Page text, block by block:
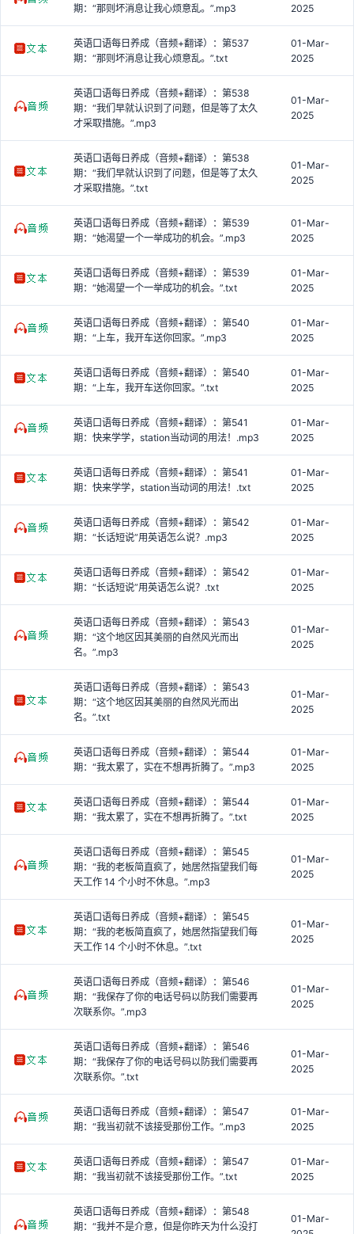
期：“那则坏消息让我心烦意乱。”.mp3
2025
英语口语每日养成（音频+翻译）：第537
期：“那则坏消息让我心烦意乱。”.txt
01-Mar-
2025
英语口语每日养成（音频+翻译）：第538
期：“我们早就认识到了问题，但是等了太久
才采取措施。”.mp3
01-Mar-
2025
英语口语每日养成（音频+翻译）：第538
期：“我们早就认识到了问题，但是等了太久
才采取措施。”.txt
01-Mar-
2025
英语口语每日养成（音频+翻译）：第539
期：“她渴望一个一举成功的机会。”.mp3
01-Mar-
2025
英语口语每日养成（音频+翻译）：第539
期：“她渴望一个一举成功的机会。”.txt
01-Mar-
2025
英语口语每日养成（音频+翻译）：第540
期：“上车，我开车送你回家。”.mp3
01-Mar-
2025
英语口语每日养成（音频+翻译）：第540
期：“上车，我开车送你回家。”.txt
01-Mar-
2025
英语口语每日养成（音频+翻译）：第541
期：快来学学，station当动词的用法！.mp3
01-Mar-
2025
英语口语每日养成（音频+翻译）：第541
期：快来学学，station当动词的用法！.txt
01-Mar-
2025
英语口语每日养成（音频+翻译）：第542
期：“长话短说”用英语怎么说？.mp3
01-Mar-
2025
英语口语每日养成（音频+翻译）：第542
期：“长话短说”用英语怎么说？.txt
01-Mar-
2025
英语口语每日养成（音频+翻译）：第543
期：“这个地区因其美丽的自然风光而出
名。”.mp3
01-Mar-
2025
英语口语每日养成（音频+翻译）：第543
期：“这个地区因其美丽的自然风光而出
名。”.txt
01-Mar-
2025
英语口语每日养成（音频+翻译）：第544
期：“我太累了，实在不想再折腾了。”.mp3
01-Mar-
2025
英语口语每日养成（音频+翻译）：第544
期：“我太累了，实在不想再折腾了。”.txt
01-Mar-
2025
英语口语每日养成（音频+翻译）：第545
期：“我的老板简直疯了，她居然指望我们每
天工作 14 个小时不休息。”.mp3
01-Mar-
2025
英语口语每日养成（音频+翻译）：第545
期：“我的老板简直疯了，她居然指望我们每
天工作 14 个小时不休息。”.txt
01-Mar-
2025
英语口语每日养成（音频+翻译）：第546
期：“我保存了你的电话号码以防我们需要再
次联系你。”.mp3
01-Mar-
2025
英语口语每日养成（音频+翻译）：第546
期：“我保存了你的电话号码以防我们需要再
次联系你。”.txt
01-Mar-
2025
英语口语每日养成（音频+翻译）：第547
期：“我当初就不该接受那份工作。”.mp3
01-Mar-
2025
英语口语每日养成（音频+翻译）：第547
期：“我当初就不该接受那份工作。”.txt
01-Mar-
2025
英语口语每日养成（音频+翻译）：第548
期：“我并不是介意，但是你昨天为什么没打
01-Mar-